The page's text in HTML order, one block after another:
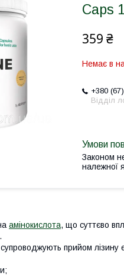
Caps
359 ₴
Немає в
+380
Відділ
Законом
належної
амінокислота, що суттєво
прийом лізину